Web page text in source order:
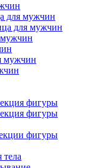
для мужчин
для мужчин
мужчин
мужчин
фигуры
фигуры
фигуры